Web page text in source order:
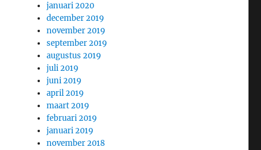
januari 2020
december 2019
november 2019
september 2019
augustus 2019
juli 2019
juni 2019
april 2019
maart 2019
februari 2019
januari 2019
november 2018